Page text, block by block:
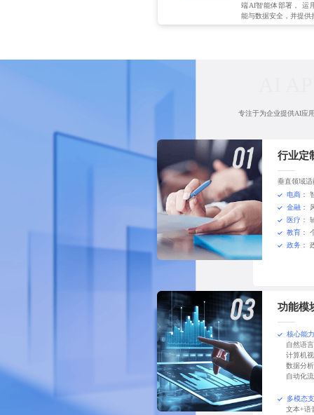
端AI智能体部署， 运
能与数据安全，并提
专注于为企业提供AI应
行业定
垂直领域适
电商：
金融：
医疗：
教育：
政务：
功能模
核心能
自然语
计算机
数据分
自动化
多模态
文本+语